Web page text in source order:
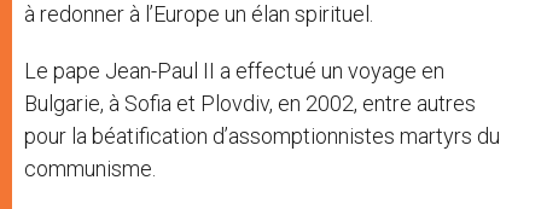
à redonner à l’Europe un élan spirituel.
Le pape Jean-Paul II a effectué un voyage en
Bulgarie, à Sofia et Plovdiv, en 2002, entre autres
pour la béatification d’assomptionnistes martyrs du
communisme.